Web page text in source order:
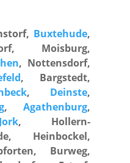
Buxtehude,
Moisburg,
, Nottensdorf,
, Bargstedt,
, Deinste,
,Agathenburg,
Jork, Hollern-
Heinbockel,
Burweg,